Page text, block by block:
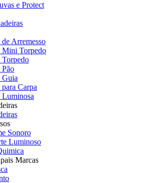
e Protect
Arremesso
Mini Torpedo
Torpedo
Guia
Carpa
Luminosa
Sonoro
Luminoso
Marcas